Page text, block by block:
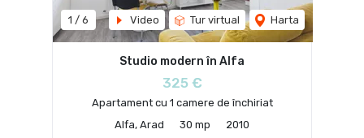
1 / 6 Video Tur virtual Harta
Studio modern în Alfa
325 €
Apartament cu 1 camere de închiriat
Alfa, Arad
30 mp 2010